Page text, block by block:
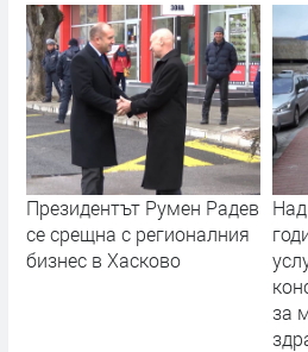
Президентът Румен Радев
се срещна с регионалния
бизнес в Хасково
за